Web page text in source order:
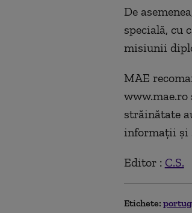
De
specială, cu
misiunii
MAE
străinătate
informaţii şi
Editor : C.S.
Etichete: